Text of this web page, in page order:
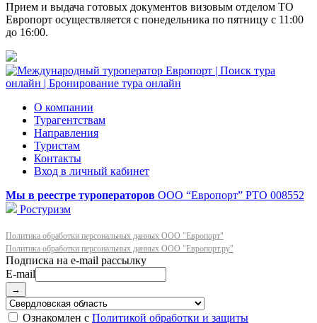
Прием и выдача готовых документов визовым отделом ТО
Европорт осуществляется с понедельника по пятницу с 11:00
до 16:00.
О компании
Турагентствам
Направления
Туристам
Контакты
Вход в личный кабинет
Мы в реестре туроператоров ООО “Европорт” РТО 008552
Ростуризм
Политика обработки персональных данных ООО "Европорт"
Политика обработки персональных данных ООО "Европорт.ру"
E-mail
→
Ознакомлен с Политикой обработки и защиты